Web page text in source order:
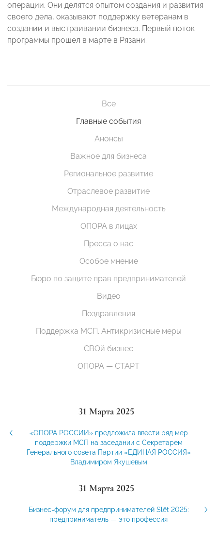
операции. Они делятся опытом создания и развития
своего дела, оказывают поддержку ветеранам в
создании и выстраивании бизнеса. Первый поток
программы прошел в марте в Рязани.
Все
Главные события
Анонсы
Важное для бизнеса
Региональное развитие
Отраслевое развитие
Международная деятельность
ОПОРА в лицах
Пресса о нас
Особое мнение
Бюро по защите прав предпринимателей
Видео
Поздравления
Поддержка МСП. Антикризисные меры
СВОй бизнес
ОПОРА — СТАРТ
31 Марта 2025
«ОПОРА РОССИИ» предложила ввести ряд мер
поддержки МСП на заседании с Секретарем
Генерального совета Партии «ЕДИНАЯ РОССИЯ»
Владимиром Якушевым
31 Марта 2025
Бизнес-форум для предпринимателей Slёt 2025:
предприниматель — это профессия